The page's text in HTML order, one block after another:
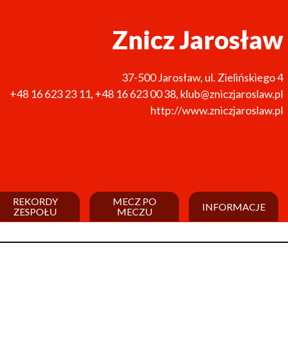
Znicz Jarosław
37-500Jarosław, ul. Zielińskiego 4
+48 16 623 23 11, +48 16 623 00 38, klub@zniczjaroslaw.pl
http://www.zniczjaroslaw.pl
REKORDY
ZESPOŁU
MECZ PO
MECZU
INFORMACJE